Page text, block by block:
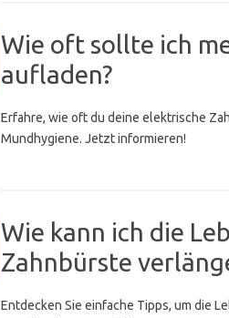
Wie oft sollte ich
aufladen?
Erfahre, wie oft du deine elektrische
Mundhygiene. Jetzt informieren!
Wie kann ich die
Zahnbürste
Entdecken Sie einfache Tipps, um die